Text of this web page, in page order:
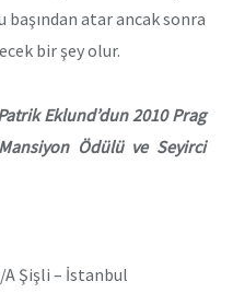
başından atar ancak sonra
bir şey olur.
Eklund’dun 2010 Prag
Ödülü ve Seyirci
A Şişli – İstanbul